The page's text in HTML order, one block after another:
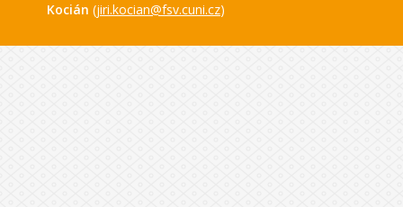
Kocián (jiri.kocian@fsv.cuni.cz)